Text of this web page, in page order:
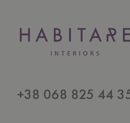
+38 068 825 44